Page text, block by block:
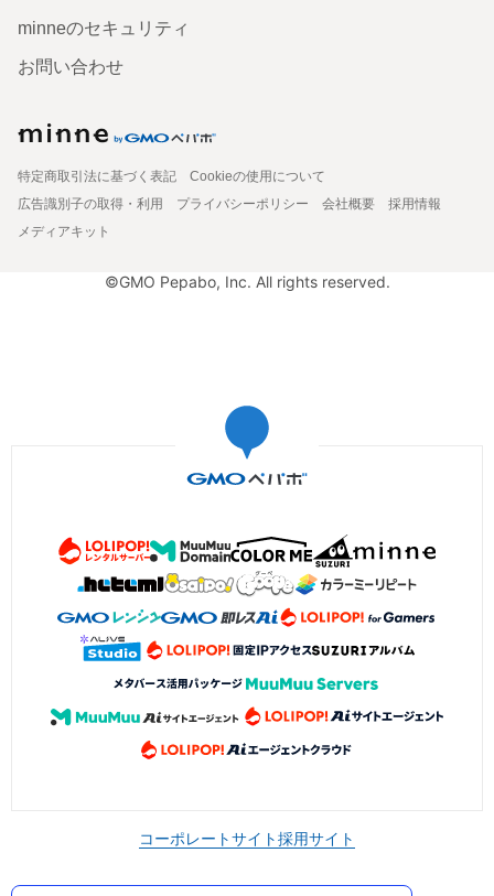
minneのセキュリティ
お問い合わせ
特定商取引法に基づく表記
Cookieの使用について
広告識別子の取得・利用
プライバシーポリシー 会社概要
採用情報
メディアキット
©GMO Pepabo, Inc. All rights reserved.
コーポレートサイト採用サイト